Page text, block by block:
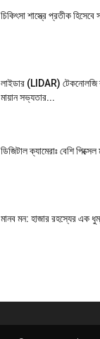
চিকিৎসা শাস্ত্রে প্রতীক
লাইডার (LIDAR) টেকনোলজি
মায়ান সভ্যতার...
ডিজিটাল ক্যামেরাঃ বেশি
মানব মন: হাজার রহস্যের এক